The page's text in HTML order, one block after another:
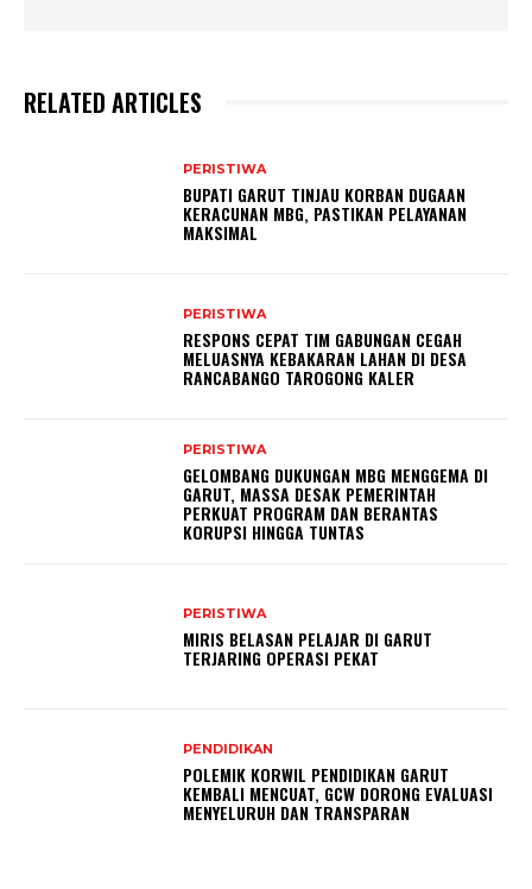
RELATED ARTICLES
PERISTIWA
BUPATI GARUT TINJAU KORBAN DUGAAN
KERACUNAN MBG, PASTIKAN PELAYANAN
MAKSIMAL
PERISTIWA
RESPONS CEPAT TIM GABUNGAN CEGAH
MELUASNYA KEBAKARAN LAHAN DI DESA
RANCABANGO TAROGONG KALER
PERISTIWA
GELOMBANG DUKUNGAN MBG MENGGEMA DI
GARUT, MASSA DESAK PEMERINTAH
PERKUAT PROGRAM DAN BERANTAS
KORUPSI HINGGA TUNTAS
PERISTIWA
MIRIS BELASAN PELAJAR DI GARUT
TERJARING OPERASI PEKAT
PENDIDIKAN
POLEMIK KORWIL PENDIDIKAN GARUT
KEMBALI MENCUAT, GCW DORONG EVALUASI
MENYELURUH DAN TRANSPARAN